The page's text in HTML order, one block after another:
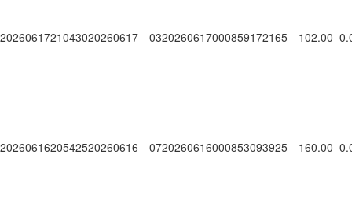
2026061721043020260617 0320260617000859172165- 102.00
2026061620542520260616 0720260616000853093925- 160.00